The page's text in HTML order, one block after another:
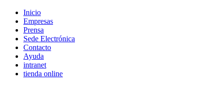
Inicio
Empresas
Prensa
Sede Electrónica
Contacto
Ayuda
intranet
tienda online